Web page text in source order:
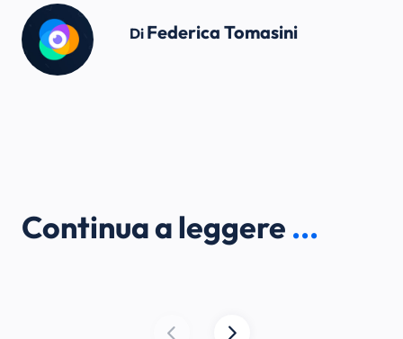
Di Federica Tomasini
Continua a leggere ...